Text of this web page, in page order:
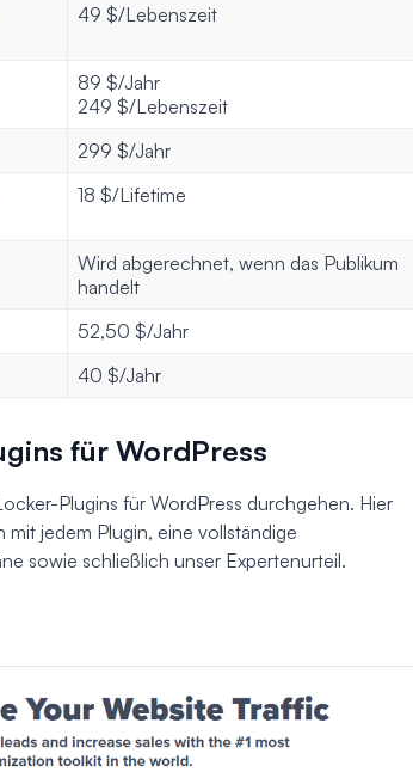
49 $/Lebenszeit
89 $/Jahr
249 $/Lebenszeit
299 $/Jahr
18 $/Lifetime
Wird abgerechnet, wenn das Publikum
handelt
52,50 $/Jahr
40 $/Jahr
für WordPress
Plugins für WordPress durchgehen. Hier
jedem Plugin, eine vollständige
sowie schließlich unser Expertenurteil.